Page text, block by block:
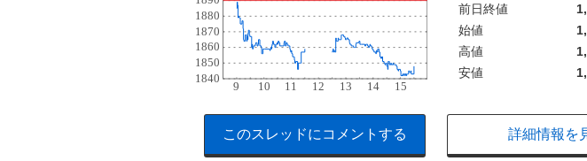
前日終値
始値
高値
安値
このスレッドにコメントする 詳細情報を